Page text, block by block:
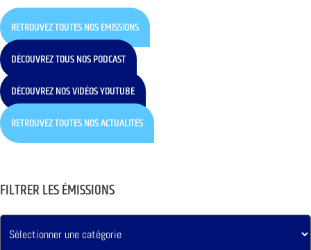
RETROUVEZ TOUTES NOS ÉMISSIONS
DÉCOUVREZ TOUS NOS PODCAST
DÉCOUVREZ NOS VIDÉOS YOUTUBE
RETROUVEZ TOUTES NOS ACTUALITÉS
FILTRER LES ÉMISSIONS